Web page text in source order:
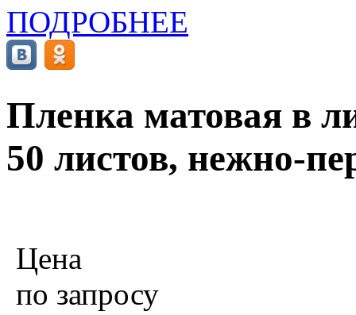
ПОДРОБНЕЕ
Пленка матовая в
50 листов, нежно-
Цена
по запросу